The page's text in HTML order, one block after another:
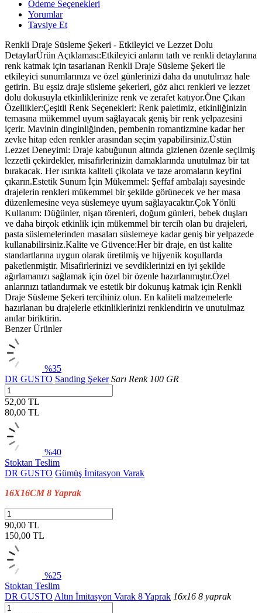
Ödeme Seçenekleri
Yorumlar
Tavsiye Et
Renkli Draje Süsleme Şekeri - Etkileyici ve Lezzet Dolu
DetaylarÜrün Açıklaması:Etkileyici anların tatlı ve renkli detaylarına
renk katmak için tasarlanan Renkli Draje Süsleme Şekeri ile
etkileyici sunumlarınızı ve özel günlerinizi daha da unutulmaz hale
getirin. Bu eşsiz draje süsleme şekerleri, göz alıcı renkleri ve lezzet
dolu dokusuyla etkinliklerinize renk ve zerafet katıyor.Öne Çıkan
Özellikler:Çeşitli Renk Seçenekleri: Renk paletimiz, etkinliğinizin
temasına mükemmel uyum sağlayacak geniş bir renk yelpazesini
içerir. Mavinin dinginliğinden, pembenin romantizmine kadar her
zevke hitap eden renkler arasından seçim yapabilirsiniz.Üstün
Lezzet Deneyimi: Draje kabuğunun altında gizlenen özenle seçilmiş
lezzetli çekirdekler, misafirlerinizin damaklarında unutulmaz bir tat
bırakacak. Her ısırıkta kaliteli çikolata ve taze aromaların keyfini
çıkarın.Estetik Sunum İçin Mükemmel: Şeffaf ambalajı sayesinde
drajelerin renkleri mükemmel bir şekilde görünecek ve her masa
düzenlemesine veya süslemeye uyum sağlayacaktır.Çok Yönlü
Kullanım: Düğünler, nişan törenleri, doğum günleri, bebek duşları
ve daha birçok etkinlik için mükemmel bir tercih olan bu drajeleri,
pasta süslemelerinden masaları süslemeye kadar geniş bir yelpazede
kullanabilirsiniz.Kalite ve Güvence:Her bir draje, en üst kalite
standartlarına uygun olarak üretilmiş ve hijyenik koşullarda
paketlenmiştir. Misafirlerinizi ve sevdiklerinizi en iyi şekilde
ağırlamanızı sağlamak için özel bir özenle hazırlanmıştır.Özel
anlarınızı tatlandırmak ve estetik bir dokunuş katmak için Renkli
Draje Süsleme Şekeri tercihiniz olun. En kaliteli malzemelerle
hazırlanan bu drajelerle etkinliklerinizi renklendirin ve unutulmaz
anılar biriktirin.
Benzer Ürünler
%35
DR GUSTO Sanding Şeker Sarı Renk 100 GR
52,00 TL
80,00 TL
%40
Stoktan Teslim
DR GUSTO Gümüş İmitasyon Varak
16X16CM 8 Yaprak
90,00 TL
150,00 TL
%25
Stoktan Teslim
DR GUSTO Altın İmitasyon Varak 8 Yaprak 16x16 8 yaprak